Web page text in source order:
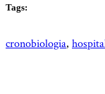
Tags:
cronobiologia,